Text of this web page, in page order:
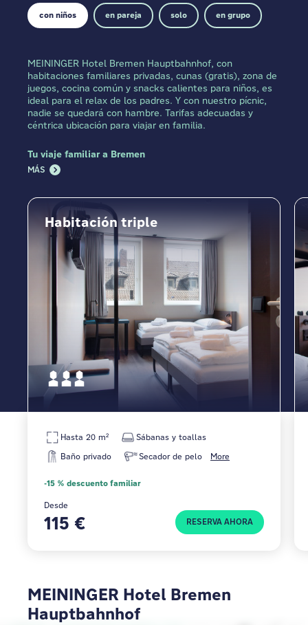
con niños en pareja solo en grupo
MEININGER Hotel Bremen Hauptbahnhof, con
habitaciones familiares privadas, cunas (gratis), zona de
juegos, cocina común y snacks calientes para niños, es
ideal para el relax de los padres. Y con nuestro pícnic,
nadie se quedará con hambre. Tarifas adecuadas y
céntrica ubicación para viajar en familia.
Tu viaje familiar a Bremen
MÁS
Habitación triple
More
Hasta 20 m²
Sábanas y toallas
Baño privado
Secador de pelo
-15 % descuento familiar
Desde
115 € RESERVA AHORA
MEININGER Hotel Bremen
Hauptbahnhof